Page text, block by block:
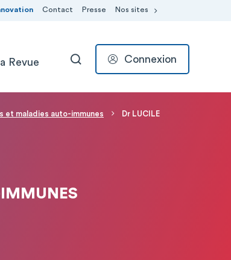
Contact Presse Nos sites
Revue RECHERCHER
Connexion
et maladies auto-immunes
Dr LUCILE